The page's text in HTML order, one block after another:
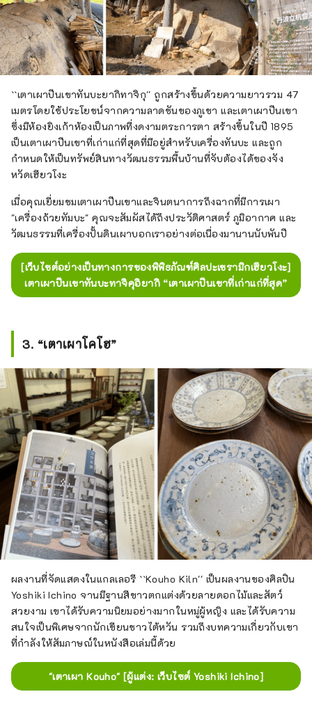
``เตาเผาปีนเขาทันบะยากิทาจิกุ'' ถูกสร้างขึ้นด้วยความยาวรวม 47
เมตรโดยใช้ประโยชน์จากความลาดชันของภูเขา และเตาเผาปีนเขา
ซึ่งมีห้องยิงเก้าห้องเป็นภาพที่งดงามตระการตา สร้างขึ้นในปี 1895
เป็นเตาเผาปีนเขาที่เก่าแก่ที่สุดที่มีอยู่สำหรับเครื่องทันบะ และถูก
กำหนดให้เป็นทรัพย์สินทางวัฒนธรรมพื้นบ้านที่จับต้องได้ของจัง
หวัดเฮียวโงะ
เมื่อคุณเยี่ยมชมเตาเผาปีนเขาและจินตนาการถึงฉากที่มีการเผา
"เครื่องถ้วยทัมบะ" คุณจะสัมผัสได้ถึงประวัติศาสตร์ ภูมิอากาศ และ
วัฒนธรรมที่เครื่องปั้นดินเผาบอกเราอย่างต่อเนื่องมานานนับพันปี
[เว็บไซต์อย่างเป็นทางการของพิพิธภัณฑ์ศิลปะเซรามิกเฮียวโงะ]
เตาเผาปีนเขาทันบะทาจิคุอิยากิ “เตาเผาปีนเขาที่เก่าแก่ที่สุด”
3. “เตาเผาโคโฮ”
ผลงานที่จัดแสดงในแกลเลอรี ``Kouho Kiln'' เป็นผลงานของศิลปิน
Yoshiki Ichino จานมีฐานสีขาวตกแต่งด้วยลายดอกไม้และสัตว์
สวยงาม เขาได้รับความนิยมอย่างมากในหมู่ผู้หญิง และได้รับความ
สนใจเป็นพิเศษจากนักเขียนชาวไต้หวัน รวมถึงบทความเกี่ยวกับเขา
ที่กำลังให้สัมภาษณ์ในหนังสือเล่มนี้ด้วย
"เตาเผา Kouho" [ผู้แต่ง: เว็บไซต์ Yoshiki Ichino]